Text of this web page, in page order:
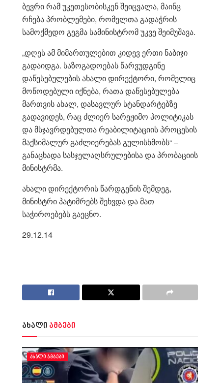
ბევრი რამ უკეთესობისკენ შეიცვალა, მაინც
რჩება პრობლემები, რომელთა გადაჭრის
სამოქმედო გეგმა სამინისტრომ უკვე შეიმუშავა.
„დღეს ამ მიმართულებით კიდევ ერთი ნაბიჯი
გადაიდგა. საზოგადოებას წარვუდგინე
დაწესებულების ახალი დირექტორი, რომელიც
მოწოდებული იქნება, რათა დაწესებულება
მართვის ახალ, დასავლურ სტანდარტებზე
გადავიდეს, რაც ძლიერ სარეჟიმო პოლიტიკას
და მსჯავრდებულთა რეაბილიტაციის პროცესის
მაქსიმალურ გაძლიერებას გულისხმობს“ –
განაცხადა სასჯელაღსრულებისა და პრობაციის
მინისტრმა.
ახალი დირექტორის წარდგენის შემდეგ,
მინისტრი პატიმრებს შეხვდა და მათ
საჭიროებებს გაეცნო.
29.12.14
ახალი ამბები
ᲐᲮᲐᲚᲘ ᲐᲛᲑᲔᲑᲘ